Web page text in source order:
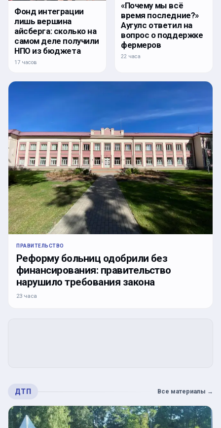
Фонд интеграции
лишь вершина
айсберга: сколько на
самом деле получили
НПО из бюджета
17 часов
«Почему мы всё
время последние?»
Аугулс ответил на
вопрос о поддержке
фермеров
22 часа
ПРАВИТЕЛЬСТВО
Реформу больниц одобрили без
финансирования: правительство
нарушило требования закона
23 часа
ДТП Все материалы →